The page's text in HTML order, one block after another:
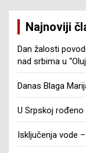
Najnoviji
Dan žalosti
nad srbima u
Danas Blaga
U Srpskoj rođeno
Isključenja vode